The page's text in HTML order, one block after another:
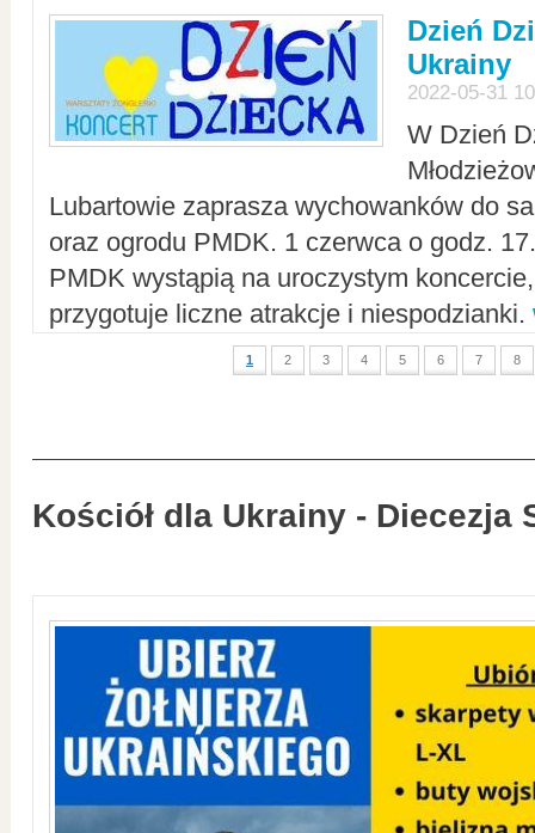
Dzień
Ukrainy
2022-05-31
W Dzień
Lubartowie zaprasza wychowanków do
oraz ogrodu PMDK. 1 czerwca o godz.
PMDK wystąpią na uroczystym
przygotuje liczne atrakcje i niespodzianki.
1 2 3 4 5 6 7 8
Kościół dla Ukrainy - Diecezja